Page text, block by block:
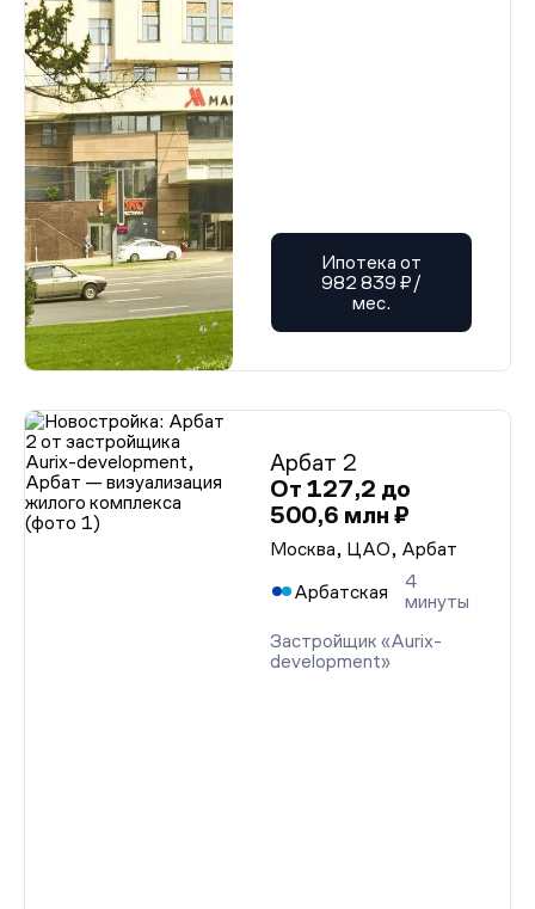
Ипотека от
982 839 ₽/
мес.
Арбат 2
От 127,2 до
500,6 млн ₽
Москва, ЦАО, Арбат
Арбатская
4
минуты
Застройщик «Aurix-
development»